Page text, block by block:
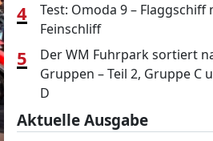
4
Test: Omoda 9 – Flaggschiff
Feinschliff
5
Der WM Fuhrpark sortiert
Gruppen – Teil 2, Gruppe C
D
Aktuelle Ausgabe